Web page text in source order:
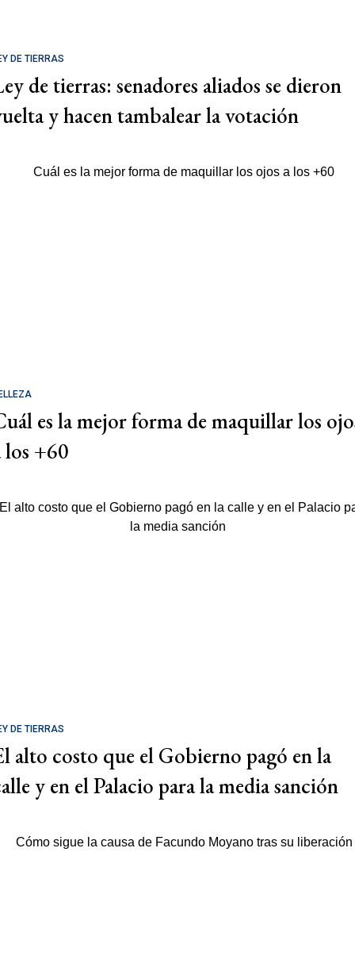
DE TIERRAS
de tierras: senadores aliados se dieron
y hacen tambalear la votación
es la mejor forma de maquillar los
los +60
DE TIERRAS
alto costo que el Gobierno pagó en la
y en el Palacio para la media sanción